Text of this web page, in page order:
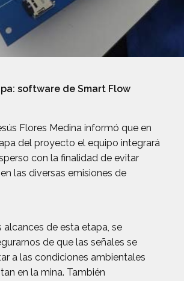
software de Smart Flow
Flores Medina informó que en
del proyecto el equipo integrará
con la finalidad de evitar
las diversas emisiones de
alcances de esta etapa, se
de que las señales se
a las condiciones ambientales
en la mina. También